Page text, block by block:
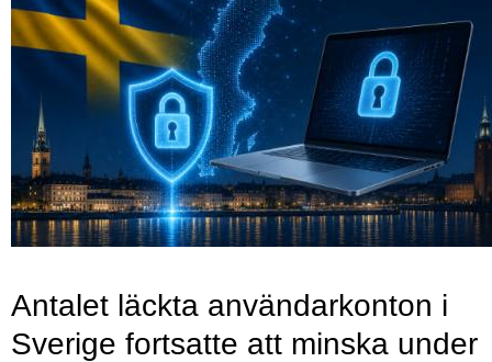
Antalet läckta användarkonton i
Sverige fortsatte att minska under